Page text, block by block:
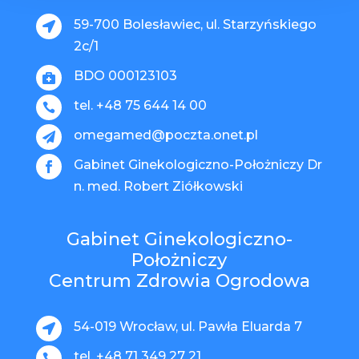

59-700 Bolesławiec, ul. Starzyńskiego
2c/1
 BDO 000123103
 tel. +48 75 644 14 00
 omegamed@poczta.onet.pl

Gabinet Ginekologiczno-Położniczy Dr
n. med. Robert Ziółkowski
Gabinet Ginekologiczno-
Położniczy
Centrum Zdrowia Ogrodowa
 54-019 Wrocław, ul. Pawła Eluarda 7